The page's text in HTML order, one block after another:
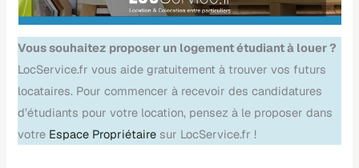
Vous souhaitez proposer un logement étudiant à louer ?
LocService.fr vous aide gratuitement à trouver vos futurs
locataires. Pour commencer à recevoir des candidatures
d’étudiants pour votre location, pensez à le proposer dans
votre Espace Propriétaire sur LocService.fr !